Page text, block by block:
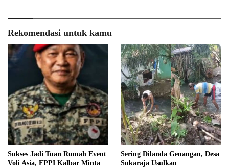
Rekomendasi untuk kamu
Sukses Jadi Tuan Rumah Event
Voli Asia, FPPI Kalbar Minta
Sering Dilanda Genangan, Desa
Sukaraja Usulkan